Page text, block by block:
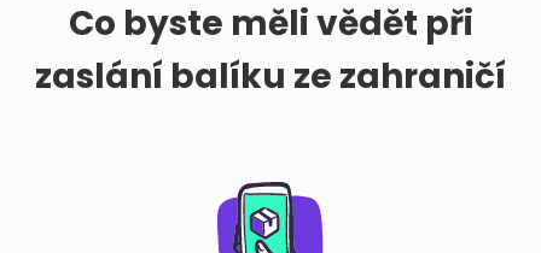
Co byste měli vědět při
zaslání balíku ze zahraničí